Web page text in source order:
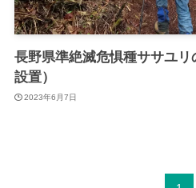
長野県準絶滅危惧種ササユ
設置）
2023年6月7日